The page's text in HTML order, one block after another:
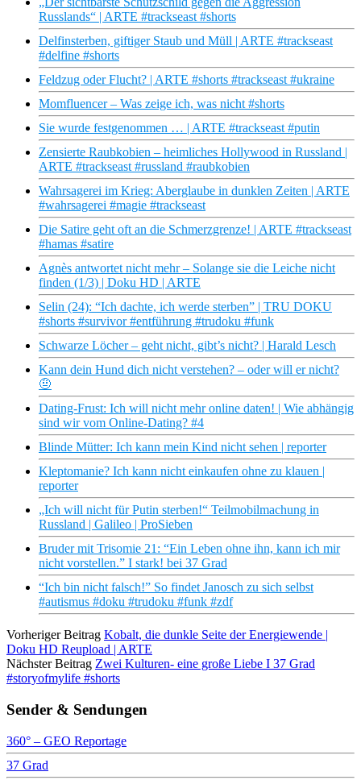
Russlands“ | ARTE #trackseast #shorts
Delfinsterben, giftiger Staub und Müll | ARTE #trackseast
#delfine #shorts
Feldzug oder Flucht? | ARTE #shorts #trackseast #ukraine
Momfluencer – Was zeige ich, was nicht #shorts
Sie wurde festgenommen … | ARTE #trackseast #putin
Zensierte Raubkobien – heimliches Hollywood in Russland |
ARTE #trackseast #russland #raubkobien
Wahrsagerei im Krieg: Aberglaube in dunklen Zeiten | ARTE
#wahrsagerei #magie #trackseast
Die Satire geht oft an die Schmerzgrenze! | ARTE #trackseast
#hamas #satire
Agnès antwortet nicht mehr – Solange sie die Leiche nicht
finden (1/3) | Doku HD | ARTE
Selin (24): “Ich dachte, ich werde sterben” | TRU DOKU
#shorts #survivor #entführung #trudoku #funk
Schwarze Löcher – geht nicht, gibt’s nicht? | Harald Lesch
Kann dein Hund dich nicht verstehen? – oder will er nicht?
🤨
Dating-Frust: Ich will nicht mehr online daten! | Wie abhängig
sind wir vom Online-Dating? #4
Blinde Mütter: Ich kann mein Kind nicht sehen | reporter
Kleptomanie? Ich kann nicht einkaufen ohne zu klauen |
reporter
„Ich will nicht für Putin sterben!“ Teilmobilmachung in
Russland | Galileo | ProSieben
Bruder mit Trisomie 21: ​​“Ein Leben ohne ihn, kann ich mir
nicht vorstellen.” I stark! bei 37 Grad
“Ich bin nicht falsch!” So findet Janosch zu sich selbst
#autismus #doku #trudoku #funk #zdf
Vorheriger Beitrag Kobalt, die dunkle Seite der Energiewende |
Doku HD Reupload | ARTE
Nächster Beitrag Zwei Kulturen- eine große Liebe I 37 Grad
#storyofmylife #shorts
Sender & Sendungen
360° – GEO Reportage
37 Grad